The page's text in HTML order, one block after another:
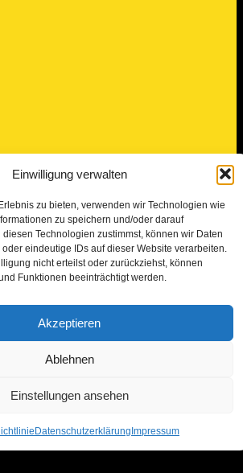
Einwilligung verwalten
zu bieten, verwenden wir Technologien wie
zu speichern und/oder darauf
Technologien zustimmst, können wir Daten
eindeutige IDs auf dieser Website verarbeiten.
nicht erteilst oder zurückziehst, können
Funktionen beeinträchtigt werden.
Akzeptieren
Ablehnen
Einstellungen ansehen
Datenschutzerklärung Impressum
Termin anfragen